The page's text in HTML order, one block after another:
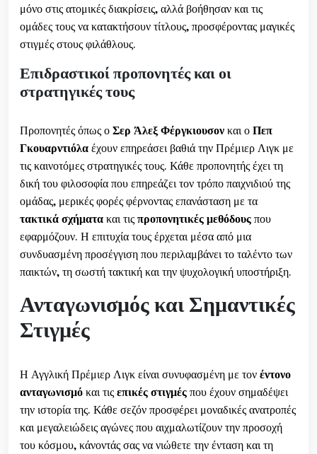
μόνο στις ατομικές διακρίσεις, αλλά βοήθησαν και τις
ομάδες τους να κατακτήσουν τίτλους, προσφέροντας μαγικές
στιγμές στους φιλάθλους.
Επιδραστικοί προπονητές και οι
στρατηγικές τους
Προπονητές όπως οΣερ Άλεξ Φέργκιουσονκαι οΠεπ
Γκουαρντιόλαέχουν επηρεάσει βαθιά την Πρέμιερ Λιγκ με
τις καινοτόμες στρατηγικές τους. Κάθε προπονητής έχει τη
δική του φιλοσοφία που επηρεάζει τον τρόπο παιχνιδιού της
ομάδας, μερικές φορές φέρνοντας επανάσταση με τα
τακτικά σχήματακαι τιςπροπονητικές μεθόδουςπου
εφαρμόζουν. Η επιτυχία τους έρχεται μέσα από μια
συνδυασμένη προσέγγιση που περιλαμβάνει το ταλέντο των
παικτών, τη σωστή τακτική και την ψυχολογική υποστήριξη.
Ανταγωνισμός και Σημαντικές
Στιγμές
Η Αγγλική Πρέμιερ Λιγκ είναι συνυφασμένη με τονέντονο
ανταγωνισμόκαι τιςεπικές στιγμέςπου έχουν σημαδέψει
την ιστορία της. Κάθε σεζόν προσφέρει μοναδικές ανατροπές
και μεγαλειώδεις αγώνες που αιχμαλωτίζουν την προσοχή
του κόσμου, κάνοντάς σας να νιώθετε την ένταση και τη